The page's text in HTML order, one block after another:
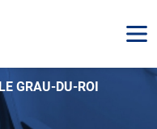
GRAU-DU-ROI